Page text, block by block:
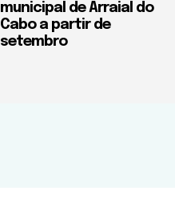
municipal de Arraial do
Cabo a partir de
setembro